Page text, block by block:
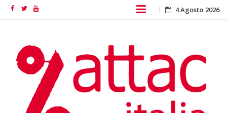
FacebookTwitterYouTube Skip
content
4 Agosto 2026